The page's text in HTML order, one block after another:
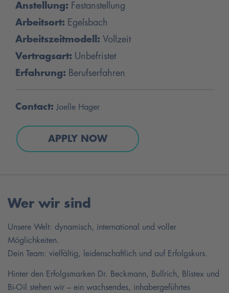
Anstellung: Festanstellung
Arbeitsort: Egelsbach
Arbeitszeitmodell: Vollzeit
Vertragsart: Unbefristet
Erfahrung: Berufserfahren
Contact: Joelle Hager
APPLY NOW
Wer wir sind
Unsere Welt: dynamisch, international und voller
Möglichkeiten.
Dein Team: vielfältig, leidenschaftlich und auf Erfolgskurs.
Hinter den Erfolgsmarken Dr. Beckmann, Bullrich, Blistex und
Bi-Oil stehen wir – ein wachsendes, inhabergeführtes